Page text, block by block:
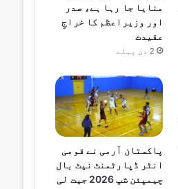
منایا جا رہا ہے، صدر
اور وزیراعظم کا خراجِ
عقیدت
2 دن پہلے
پاکستان آرمی نے قومی
انٹر ڈپارٹمنٹ نیٹ بال
چیمپئن شپ 2026 جیت لی